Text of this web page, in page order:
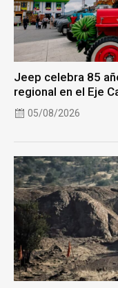
Jeep celebra 85
regional en el Eje
05/08/2026